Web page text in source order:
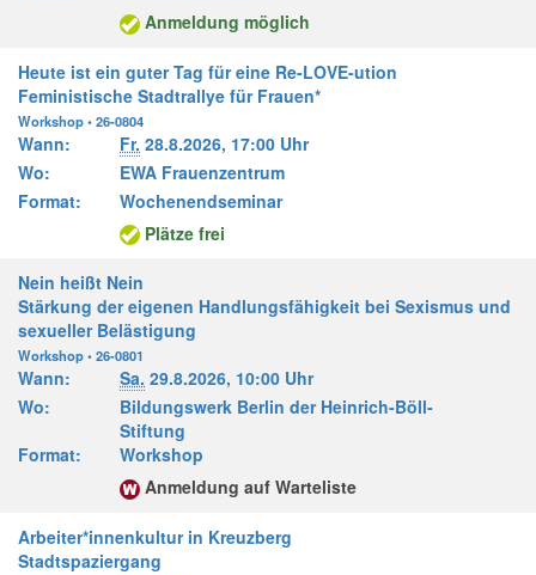
Anmeldung möglich
Heute ist ein guter Tag für eine Re-LOVE-ution
Feministische Stadtrallye für Frauen*
Workshop • 26-0804
Wann: Fr. 28.8.2026, 17:00 Uhr
Wo:
EWA Frauenzentrum
Format:
Wochenendseminar
Plätze frei
Nein heißt Nein
Stärkung der eigenen Handlungsfähigkeit bei Sexismus und
sexueller Belästigung
Workshop • 26-0801
Wann: Sa. 29.8.2026, 10:00 Uhr
Wo:
Bildungswerk Berlin der Heinrich-Böll-
Stiftung
Format:
Workshop
Anmeldung auf Warteliste
Arbeiter*innenkultur in Kreuzberg
Stadtspaziergang